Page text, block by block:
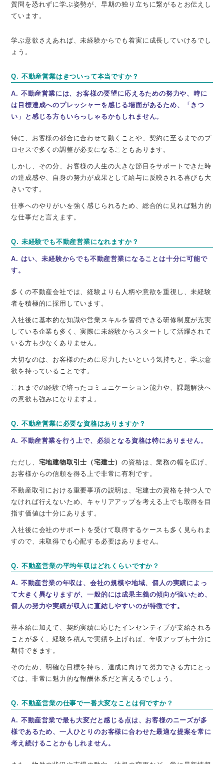
質問を恐れずに学ぶ姿勢が、早期の独り立ちに繋がるとお伝えし
ています。
学ぶ意欲さえあれば、未経験からでも着実に成長していけるでし
ょう。
Q. 不動産営業はきついって本当ですか？
A. 不動産営業には、お客様の要望に応えるための努力や、時に
は目標達成へのプレッシャーを感じる場面があるため、「きつ
い」と感じる方もいらっしゃるかもしれません。
特に、お客様の都合に合わせて動くことや、契約に至るまでのプ
ロセスで多くの調整が必要になることもあります。
しかし、その分、お客様の人生の大きな節目をサポートできた時
の達成感や、自身の努力が成果として給与に反映される喜びも大
きいです。
仕事へのやりがいを強く感じられるため、総合的に見れば魅力的
な仕事だと言えます。
Q. 未経験でも不動産営業になれますか？
A. はい、未経験からでも不動産営業になることは十分に可能で
す。
多くの不動産会社では、経験よりも人柄や意欲を重視し、未経験
者を積極的に採用しています。
入社後に基本的な知識や営業スキルを習得できる研修制度が充実
している企業も多く、実際に未経験からスタートして活躍されて
いる方も少なくありません。
大切なのは、お客様のために尽力したいという気持ちと、学ぶ意
欲を持っていることです。
これまでの経験で培ったコミュニケーション能力や、課題解決へ
の意欲も強みになりますよ。
Q. 不動産営業に必要な資格はありますか？
A. 不動産営業を行う上で、 必須となる資格は特にありません。
ただし、 宅地建物取引士（宅建士）の資格は、業務の幅を広げ、
お客様からの信頼を得る上で非常に有利です。
不動産取引における重要事項の説明は、宅建士の資格を持つ人で
なければ行えないため、キャリアアップを考える上でも取得を目
指す価値は十分にあります。
入社後に会社のサポートを受けて取得するケースも多く見られま
すので、未取得でも心配する必要はありません。
Q. 不動産営業の平均年収はどれくらいですか？
A. 不動産営業の年収は、会社の規模や地域、個人の実績によっ
て大きく異なりますが、一般的には成果主義の傾向が強いため、
個人の努力や実績が収入に直結しやすいのが特徴です。
基本給に加えて、契約実績に応じたインセンティブが支給される
ことが多く、経験を積んで実績を上げれば、年収アップも十分に
期待できます。
そのため、明確な目標を持ち、達成に向けて努力できる方にとっ
ては、非常に魅力的な報酬体系だと言えるでしょう。
Q. 不動産営業の仕事で一番大変なことは何ですか？
A. 不動産営業で最も大変だと感じる点は、お客様のニーズが多
様であるため、一人ひとりのお客様に合わせた最適な提案を常に
考え続けることかもしれません。